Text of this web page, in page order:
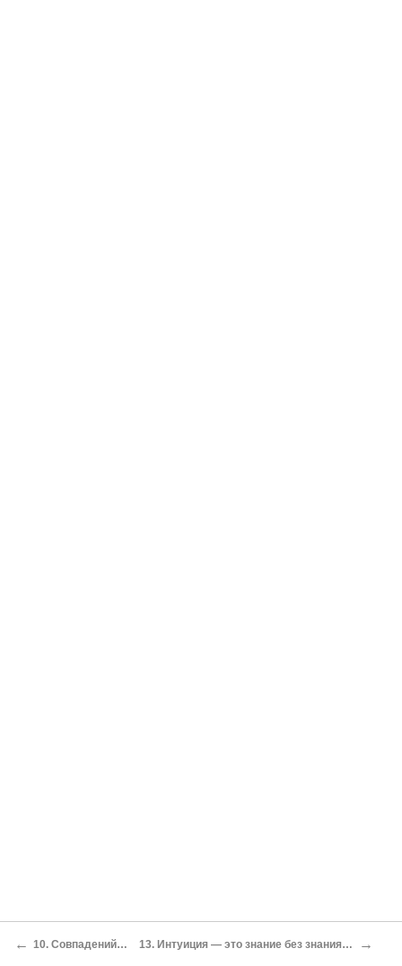
← 10. Совпадений не бывает 13. Интуиция — это знание без знания о том, как вы знаете →